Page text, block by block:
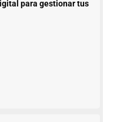
para gestionar tus